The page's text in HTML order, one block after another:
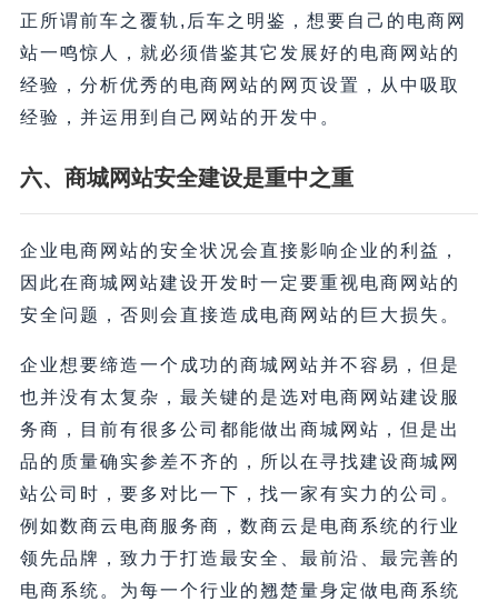
正所谓前车之覆轨,后车之明鉴，想要自己的电商网
站一鸣惊人，就必须借鉴其它发展好的电商网站的
经验，分析优秀的电商网站的网页设置，从中吸取
经验，并运用到自己网站的开发中。
六、商城网站安全建设是重中之重
企业电商网站的安全状况会直接影响企业的利益，
因此在商城网站建设开发时一定要重视电商网站的
安全问题，否则会直接造成电商网站的巨大损失。
企业想要缔造一个成功的商城网站并不容易，但是
也并没有太复杂，最关键的是选对电商网站建设服
务商，目前有很多公司都能做出商城网站，但是出
品的质量确实参差不齐的，所以在寻找建设商城网
站公司时，要多对比一下，找一家有实力的公司。
例如数商云电商服务商，数商云是电商系统的行业
领先品牌，致力于打造最安全、最前沿、最完善的
电商系统。为每一个行业的翘楚量身定做电商系统